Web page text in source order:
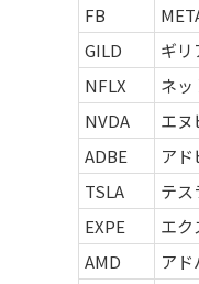
FB
GILD
ギリ
NFLX
ネッ
NVDA
エヌ
ADBE
アド
TSLA
テス
EXPE
エク
AMD
ア